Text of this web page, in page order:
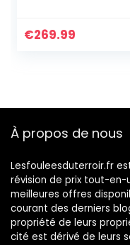
W906 Sprinter VW
€269.99
À propos de nous
Lesfouleesduterroir.fr
révision de prix tout-en-
meilleures offres
courant des derniers
propriété de leurs
cité est dérivé de leurs